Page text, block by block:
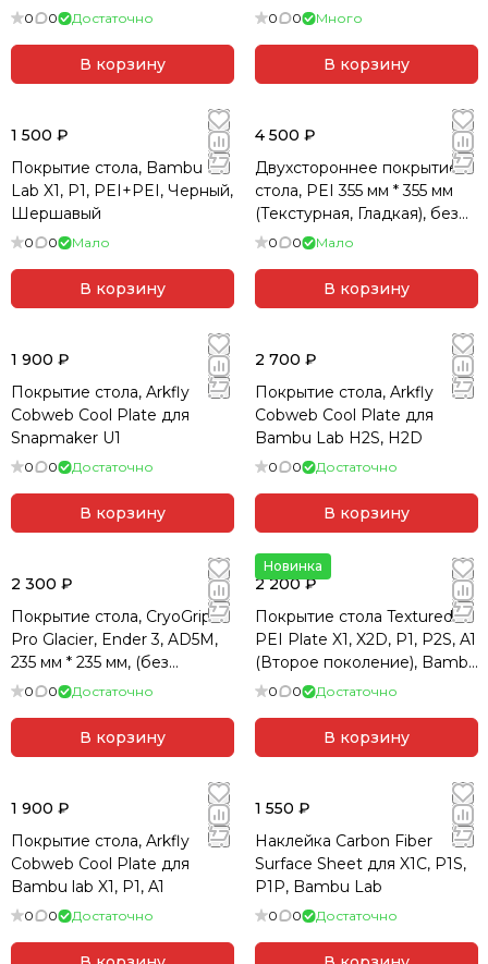
0 0 Достаточно
В корзину
0 0 Много
В корзину
1 500 ₽
Покрытие стола, Bambu
Lab X1, P1, PEI+PEI, Черный,
Шершавый
0 0 Мало
В корзину
4 500 ₽
Двухстороннее покрытие
стола, PEI 355 мм * 355 мм
(Текстурная, Гладкая), без
магнита, V2.4R2, Triden
0 0 Мало
В корзину
1 900 ₽
Покрытие стола, Arkfly
Cobweb Cool Plate для
Snapmaker U1
0 0 Достаточно
В корзину
2 700 ₽
Покрытие стола, Arkfly
Cobweb Cool Plate для
Bambu Lab H2S, H2D
0 0 Достаточно
В корзину
2 300 ₽
Покрытие стола, CryoGrip
Pro Glacier, Ender 3, AD5M,
235 мм * 235 мм, (без
магнита), BTT
0 0 Достаточно
В корзину
Новинка
2 200 ₽
Покрытие стола Textured
PEI Plate X1, X2D, P1, P2S, A1
(Второе поколение), Bambu
lab
0 0 Достаточно
В корзину
1 900 ₽
Покрытие стола, Arkfly
Cobweb Cool Plate для
Bambu lab X1, P1, A1
0 0 Достаточно
1 550 ₽
Наклейка Carbon Fiber
Surface Sheet для X1C, P1S,
P1P, Bambu Lab
0 0 Достаточно